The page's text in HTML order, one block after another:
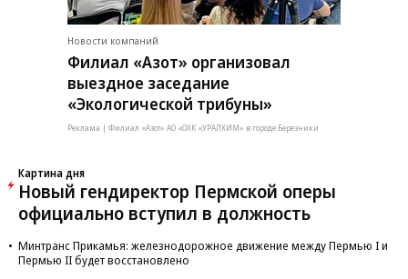
Новости компаний
Филиал «Азот» организовал
выездное заседание
«Экологической трибуны»
Реклама | Филиал «Азот» АО «ОХК «УРАЛХИМ» в городе Березники
Картина дня
Новый гендиректор Пермской оперы
официально вступил в должность
Минтранс Прикамья: железнодорожное движение между Пермью I и
Пермью II будет восстановлено